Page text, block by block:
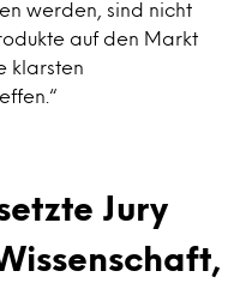
werden, sind nicht
auf den Markt
klarsten
Jury